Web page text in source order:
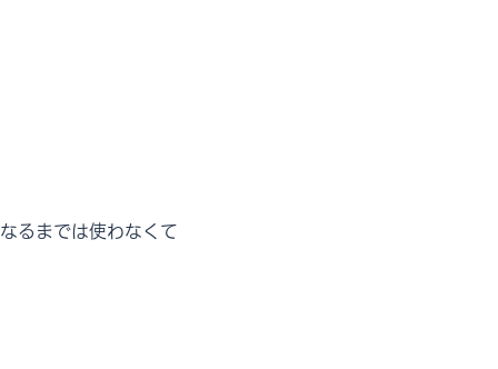
るまでは使わなくて